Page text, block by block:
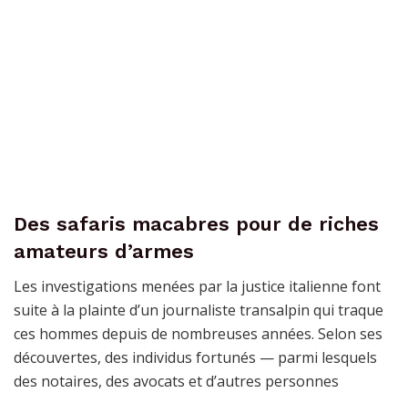
Des safaris macabres pour de riches
amateurs d’armes
Les investigations menées par la justice italienne font
suite à la plainte d’un journaliste transalpin qui traque
ces hommes depuis de nombreuses années. Selon ses
découvertes, des individus fortunés — parmi lesquels
des notaires, des avocats et d’autres personnes